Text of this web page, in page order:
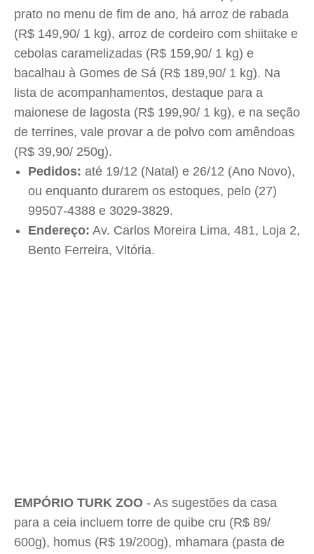
prato no menu de fim de ano, há arroz de rabada
(R$ 149,90/ 1 kg), arroz de cordeiro com shiitake e
cebolas caramelizadas (R$ 159,90/ 1 kg) e
bacalhau à Gomes de Sá (R$ 189,90/ 1 kg). Na
lista de acompanhamentos, destaque para a
maionese de lagosta (R$ 199,90/ 1 kg), e na seção
de terrines, vale provar a de polvo com amêndoas
(R$ 39,90/ 250g).
Pedidos: até 19/12 (Natal) e 26/12 (Ano Novo),
ou enquanto durarem os estoques, pelo (27)
99507-4388 e 3029-3829.
Endereço: Av. Carlos Moreira Lima, 481, Loja 2,
Bento Ferreira, Vitória.
EMPÓRIO TURK ZOO - As sugestões da casa
para a ceia incluem torre de quibe cru (R$ 89/
600g), homus (R$ 19/200g), mhamara (pasta de